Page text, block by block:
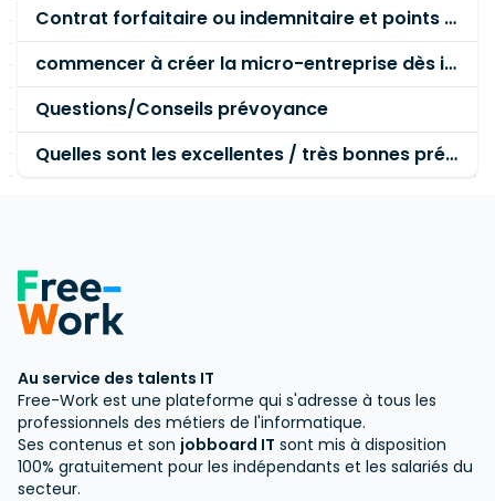
Contrat forfaitaire ou indemnitaire et points de vigilance
commencer à créer la micro-entreprise dès inscription chez Pole Emploi ou attendre mail notification de droits ?
Questions/Conseils prévoyance
Quelles sont les excellentes / très bonnes prévoyances pour EURL?
Au service des talents IT
Free-Work est une plateforme qui s'adresse à tous les
professionnels des métiers de l'informatique.
Ses contenus et son jobboard IT sont mis à disposition
100% gratuitement pour les indépendants et les salariés du
secteur.